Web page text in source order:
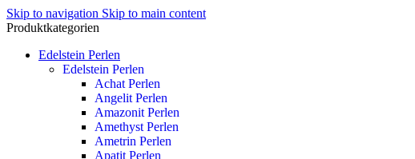
Skip to navigation Skip to main content
Produktkategorien
Edelstein Perlen
Edelstein Perlen
Achat Perlen
Angelit Perlen
Amazonit Perlen
Amethyst Perlen
Ametrin Perlen
Apatit Perlen